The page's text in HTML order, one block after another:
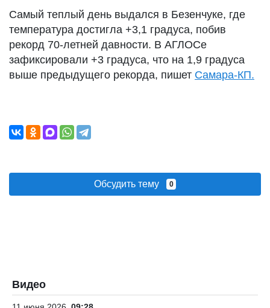
Самый теплый день выдался в Безенчуке, где
температура достигла +3,1 градуса, побив
рекорд 70-летней давности. В АГЛОСе
зафиксировали +3 градуса, что на 1,9 градуса
выше предыдущего рекорда, пишет Самара-КП.
Обсудить тему 0
Видео